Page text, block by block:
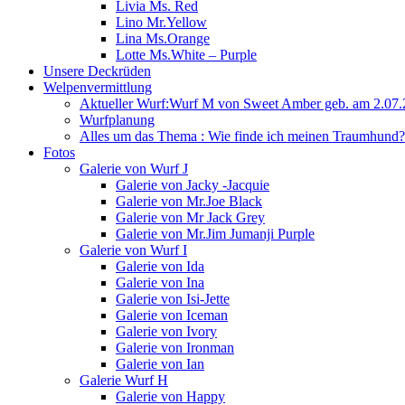
Livia Ms. Red
Lino Mr.Yellow
Lina Ms.Orange
Lotte Ms.White – Purple
Unsere Deckrüden
Welpenvermittlung
Aktueller Wurf:Wurf M von Sweet Amber geb. am
Wurfplanung
Alles um das Thema : Wie finde ich meinen Traumhund?
Fotos
Galerie von Wurf J
Galerie von Jacky -Jacquie
Galerie von Mr.Joe Black
Galerie von Mr Jack Grey
Galerie von Mr.Jim Jumanji Purple
Galerie von Wurf I
Galerie von Ida
Galerie von Ina
Galerie von Isi-Jette
Galerie von Iceman
Galerie von Ivory
Galerie von Ironman
Galerie von Ian
Galerie Wurf H
Galerie von Happy